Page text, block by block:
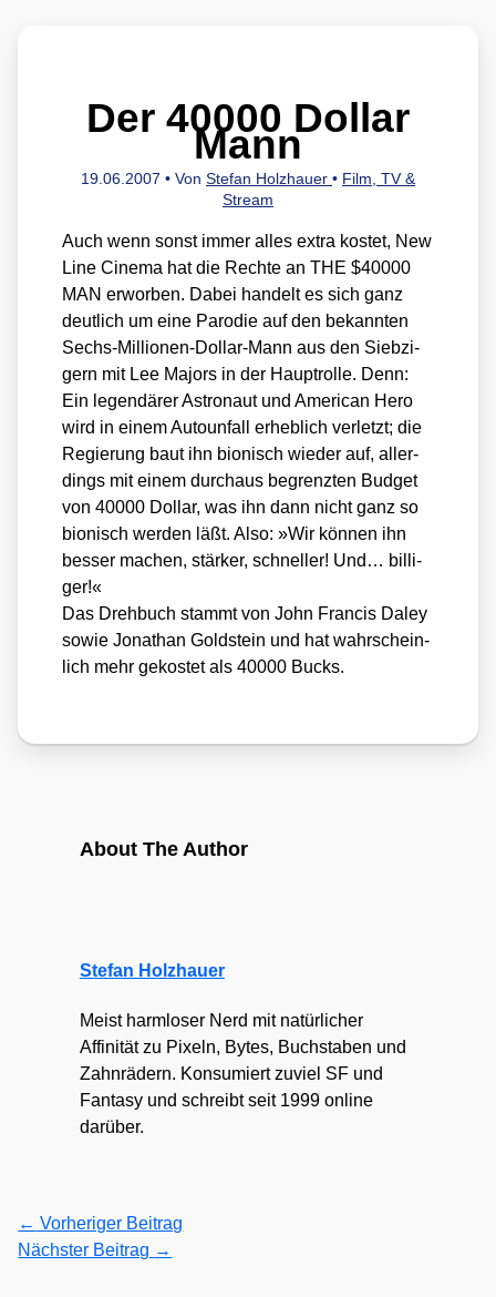
Der 40000 Dollar
Mann
19.06.2007 • Von Stefan Holzhauer • Film, TV &
Stream
Auch wenn sonst immer alles extra kos­tet, New
Line Cine­ma hat die Rech­te an THE $40000
MAN erwor­ben. Dabei han­delt es sich ganz
deut­lich um eine Par­odie auf den bekann­ten
Sechs-Mil­lio­nen-Dol­lar-Mann aus den Sieb­zi­
gern mit Lee Majors in der Haupt­rol­le. Denn:
Ein legen­dä­rer Astro­naut und Ame­ri­can Hero
wird in einem Auto­un­fall erheb­lich ver­letzt; die
Regie­rung baut ihn bio­nisch wie­der auf, aller­
dings mit einem durch­aus begrenz­ten Bud­get
von 40000 Dol­lar, was ihn dann nicht ganz so
bio­nisch wer­den läßt. Also: »Wir kön­nen ihn
bes­ser machen, stär­ker, schnel­ler! Und… bil­li­
ger!«
Das Dreh­buch stammt von John Fran­cis Daley
sowie Jona­than Gold­stein und hat wahr­schein­
lich mehr gekos­tet als 40000 Bucks.
About The Author
Stefan Holzhauer
Meist harmloser Nerd mit natürlicher
Affinität zu Pixeln, Bytes, Buchstaben und
Zahnrädern. Konsumiert zuviel SF und
Fantasy und schreibt seit 1999 online
darüber.
← Vorheriger Beitrag
Nächster Beitrag →